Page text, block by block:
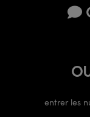
entrer les